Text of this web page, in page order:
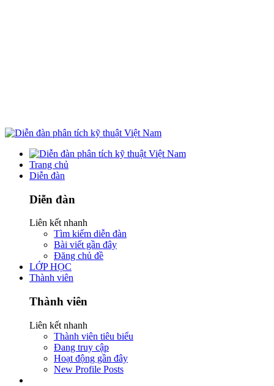
Trang chủ
Diễn đàn
Diễn đàn
Liên kết nhanh
Tìm kiếm diễn đàn
Bài viết gần đây
Đăng chủ đề
LỚP HỌC
Thành viên
Thành viên
Liên kết nhanh
Thành viên tiêu biểu
Đang truy cập
Hoạt động gần đây
New Profile Posts